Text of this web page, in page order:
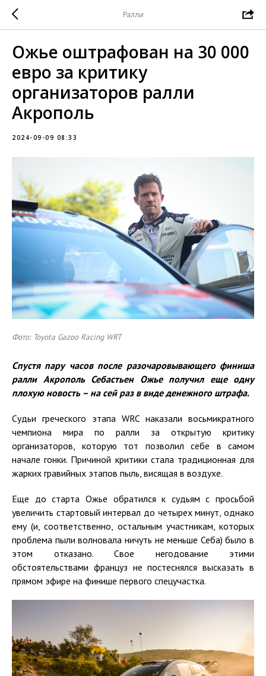
Ралли
Ожье оштрафован на 30 000
евро за критику
организаторов ралли
Акрополь
2024-09-09 08:33
Фото: Toyota Gazoo Racing WRT
Спустя пару часов после разочаровывающего финиша
ралли Акрополь Себастьен Ожье получил еще одну
плохую новость – на сей раз в виде денежного штрафа.
Судьи греческого этапа WRC наказали восьмикратного
чемпиона мира по ралли за открытую критику
организаторов, которую тот позволил себе в самом
начале гонки. Причиной критики стала традиционная для
жарких гравийных этапов пыль, висящая в воздухе.
Еще до старта Ожье обратился к судьям с просьбой
увеличить стартовый интервал до четырех минут, однако
ему (и, соответственно, остальным участникам, которых
проблема пыли волновала ничуть не меньше Себа) было в
этом отказано. Свое негодование этими
обстоятельствами француз не постеснялся высказать в
прямом эфире на финише первого спецучастка.